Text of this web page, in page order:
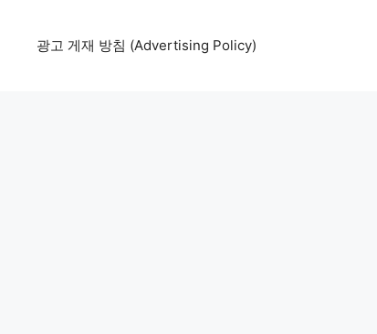
광고 게재 방침 (Advertising Policy)